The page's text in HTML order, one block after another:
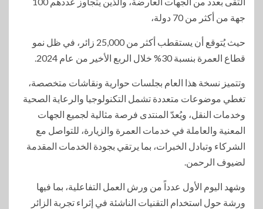
جهة من أكثر من 70 دولة،
حيث يُتوقع أن يستقطب أكثر من 25,000 زائر، في ظل نمو
قطاع العمرة بنسبة 30% خلال الربع الأخير من عام 2024.
وتتميز نسخة هذا العام بجلسات حوارية ونقاشات متخصصة،
تغطي موضوعات متعددة تشمل التكنولوجيا والرعاية الصحية
وخدمات النقل، ويُعدّ المنتدى فرصة مثالية لجميع الجهات
المعنية والعاملة في خدمات العمرة والزيارة، للتواصل مع
الشركاء وتبادل الخبرات، بما يرتقي بجودة الخدمات المقدمة
لضيوف الرحمن.
وشهد اليوم الأول عدداً من ورش العمل التفاعلية، بما فيها
ورشة حول استخدام التقنيات الناشئة في إثراء تجربة الزائر